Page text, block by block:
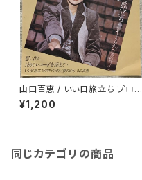
山口百恵 / いい日旅立ち プロモ
品
¥1,200
同じカテゴリの商品